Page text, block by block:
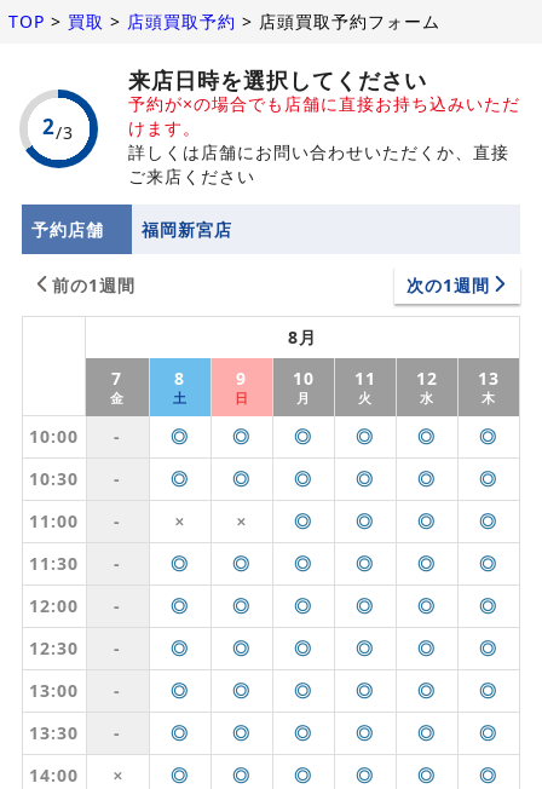
TOP > 買取 > 店頭買取予約 > 店頭買取予約フォーム
来店日時を選択してください
予約が×の場合でも店舗に直接お持ち込みいただ
けます。
詳しくは店舗にお問い合わせいただくか、直接
ご来店ください
予約店舗 福岡新宮店
前の1週間 次の1週間
8月
7
金
8
土
9
日
10
月
11
火
12
水
13
木
10:00 - ◎ ◎ ◎ ◎ ◎
◎
10:30
- ◎ ◎ ◎ ◎ ◎
◎
11:00
- ✕ ✕ ◎ ◎ ◎
◎
11:30
- ◎ ◎ ◎ ◎ ◎
◎
12:00
- ◎ ◎ ◎ ◎ ◎
◎
12:30
- ◎ ◎ ◎ ◎ ◎
◎
13:00
- ◎ ◎ ◎ ◎ ◎
◎
13:30
- ◎ ◎ ◎ ◎ ◎
◎
14:00
✕ ◎ ◎ ◎ ◎ ◎
◎